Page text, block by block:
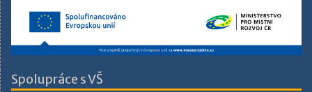
Spolupráce s VŠ